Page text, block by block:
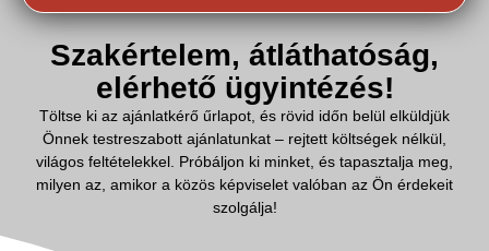
Szakértelem, átláthatóság,
elérhető ügyintézés!
Töltse ki az ajánlatkérő űrlapot, és rövid időn belül elküldjük
Önnek testreszabott ajánlatunkat – rejtett költségek nélkül,
világos feltételekkel. Próbáljon ki minket, és tapasztalja meg,
milyen az, amikor a közös képviselet valóban az Ön érdekeit
szolgálja!